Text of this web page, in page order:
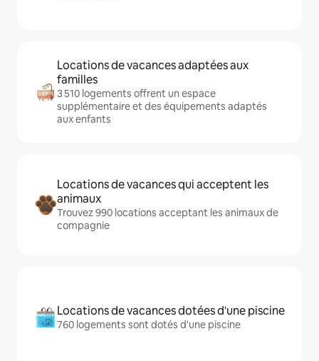
Locations de vacances adaptées aux
familles
3 510 logements offrent un espace
supplémentaire et des équipements adaptés
aux enfants
Locations de vacances qui acceptent les
animaux
Trouvez 990 locations acceptant les animaux de
compagnie
Locations de vacances dotées d'une piscine
760 logements sont dotés d'une piscine